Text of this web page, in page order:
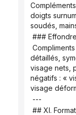
Compléments
doigts
soudés,
###
détaillés,
visage nets,
négatifs : «
visage
---
## XI.